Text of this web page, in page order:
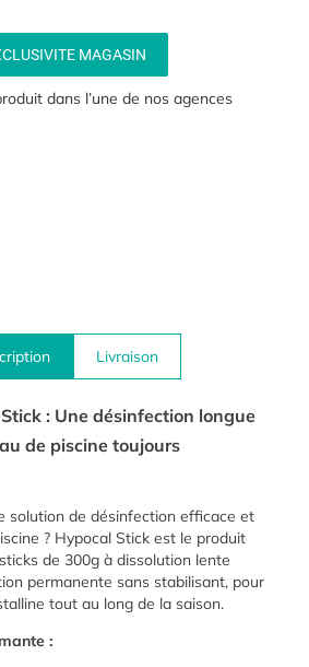
MAGASIN
dans l’une de nos agences
Livraison
: Une désinfection longue
de piscine toujours
solution de désinfection efficace et
? Hypocal Stick est le produit
de 300g à dissolution lente
permanente sans stabilisant, pour
tout au long de la saison.
: